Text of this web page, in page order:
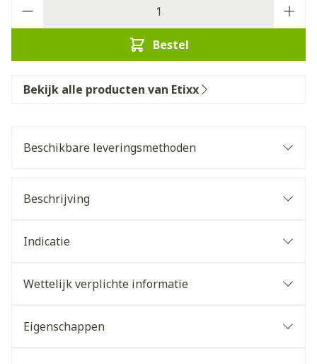
Bestel
Bekijk alle producten van Etixx
Beschikbare leveringsmethoden
Beschrijving
Indicatie
Wettelijk verplichte informatie
Eigenschappen